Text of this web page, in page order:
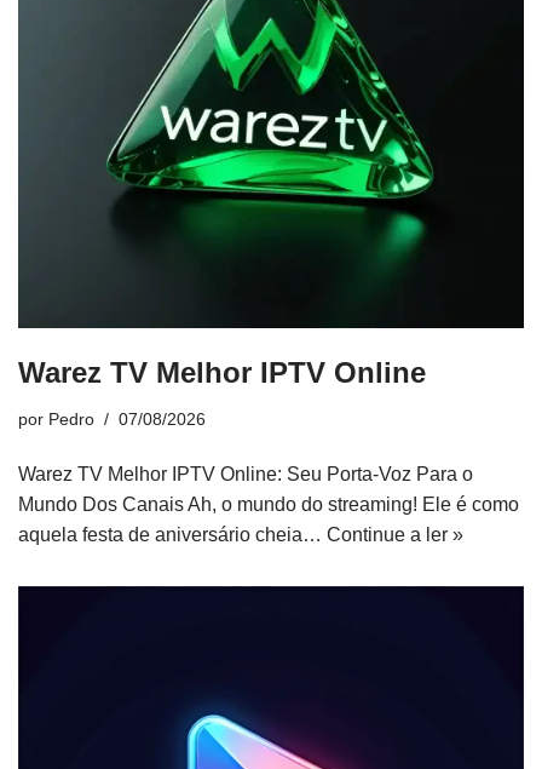
Warez TV Melhor IPTV Online
por Pedro 07/08/2026
Warez TV Melhor IPTV Online: Seu Porta-Voz Para o
Mundo Dos Canais Ah, o mundo do streaming! Ele é como
aquela festa de aniversário cheia… Continue a ler »